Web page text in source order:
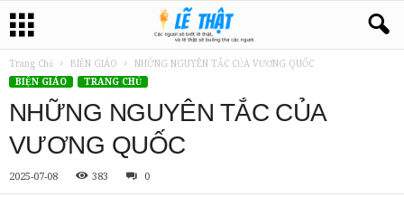
Trang Chủ BIỆN GIÁO
NHỮNG NGUYÊN TẮC CỦA VƯƠNG QUỐC
BIỆN GIÁO
TRANG CHỦ
NHỮNG NGUYÊN TẮC CỦA
VƯƠNG QUỐC
2025-07-08 383 0